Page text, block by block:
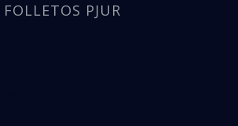
FOLLETOS PJUR